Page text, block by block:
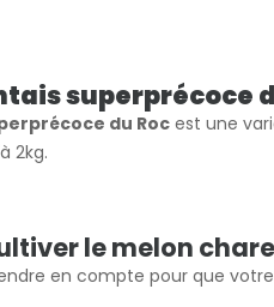
superprécoce
du Roc est une
2kg.
le melon
en compte pour que